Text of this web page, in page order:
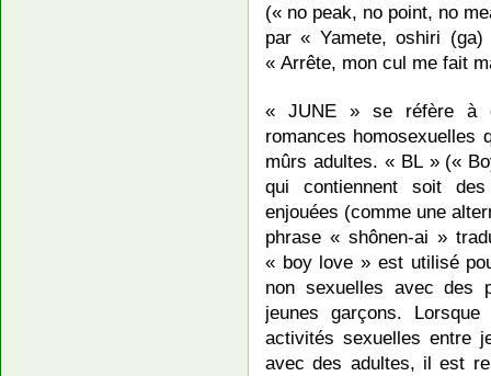
(« no peak, no point, no
par « Yamete, oshiri
« Arrête, mon cul me fait
« JUNE » se réfère à
romances homosexuelles
mûrs adultes. « BL » («
qui contiennent soit
enjouées (comme une
phrase « shônen-ai »
« boy love » est utilisé
non sexuelles avec des
jeunes garçons.
activités sexuelles entre
avec des adultes, il est